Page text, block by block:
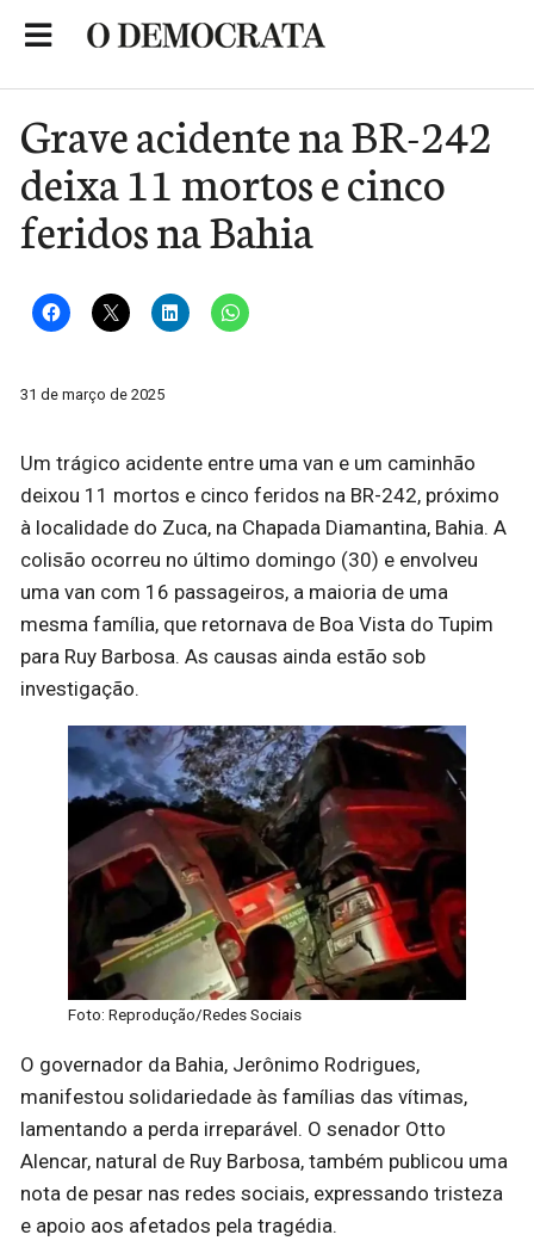
Grave acidente na BR-242
deixa 11 mortos e cinco
feridos na Bahia
31 de março de 2025
Um trágico acidente entre uma van e um caminhão
deixou 11 mortos e cinco feridos na BR-242, próximo
à localidade do Zuca, na Chapada Diamantina, Bahia. A
colisão ocorreu no último domingo (30) e envolveu
uma van com 16 passageiros, a maioria de uma
mesma família, que retornava de Boa Vista do Tupim
para Ruy Barbosa. As causas ainda estão sob
investigação.
Foto: Reprodução/Redes Sociais
O governador da Bahia, Jerônimo Rodrigues,
manifestou solidariedade às famílias das vítimas,
lamentando a perda irreparável. O senador Otto
Alencar, natural de Ruy Barbosa, também publicou uma
nota de pesar nas redes sociais, expressando tristeza
e apoio aos afetados pela tragédia.